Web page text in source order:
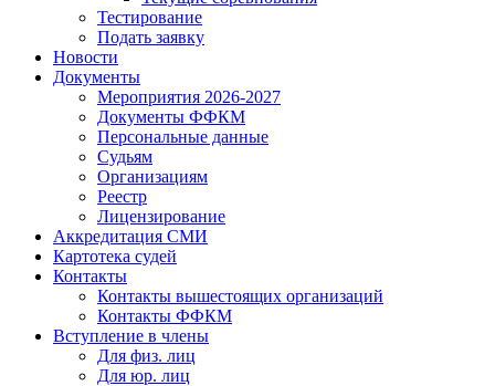
Тестирование
Подать заявку
Новости
Документы
Мероприятия 2026-2027
Документы ФФКМ
Персональные данные
Судьям
Организациям
Реестр
Лицензирование
Аккредитация СМИ
Картотека судей
Контакты
Контакты вышестоящих организаций
Контакты ФФКМ
Вступление в члены
Для физ. лиц
Для юр. лиц